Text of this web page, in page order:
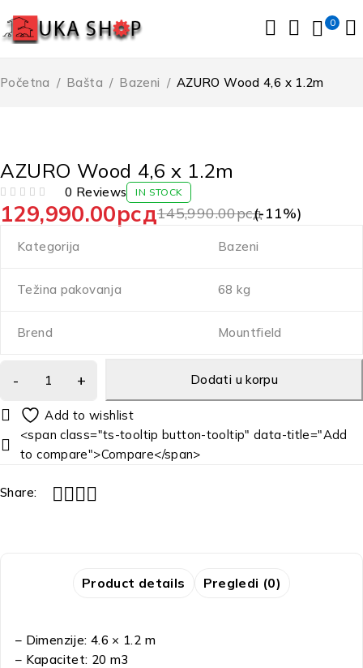
0
Početna / Bašta / Bazeni / AZURO Wood 4,6 x 1.2m
AZURO Wood 4,6 x 1.2m
0 Reviews IN STOCK
145,990.00рсд
129,990.00рсд (-11%)
Kategorija Bazeni
Težina pakovanja 68 kg
Brend Mountfield
Dodati u korpu
<span class="ts-tooltip button-tooltip" data-title="Add
to compare">Compare</span>
Share:
Product details Pregledi (0)
– Dimenzije: 4.6 × 1.2 m
– Kapacitet: 20 m3